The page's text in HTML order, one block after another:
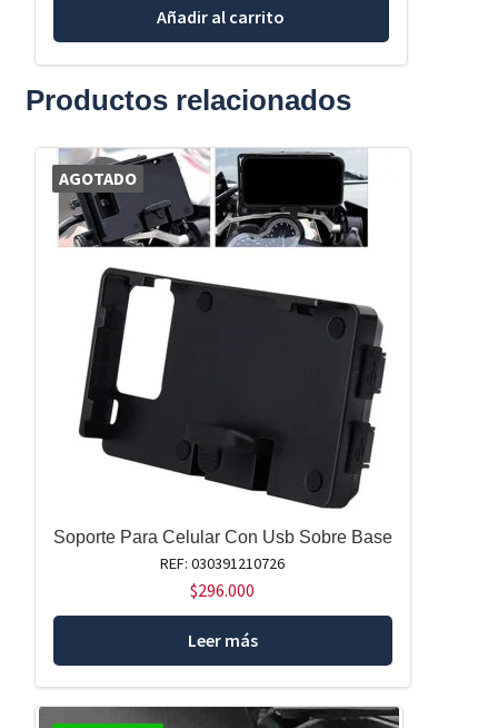
Añadir al carrito
Productos relacionados
AGOTADO
Soporte Para Celular Con Usb Sobre Base
REF: 030391210726
$296.000
Leer más